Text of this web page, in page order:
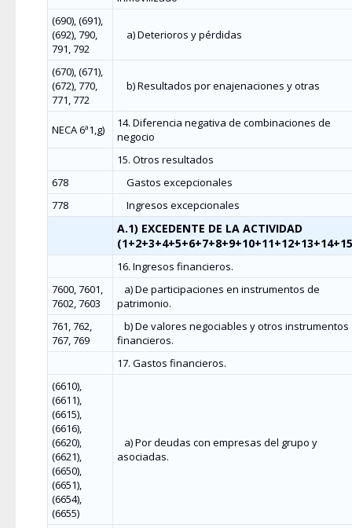
(690), (691),
(692), 790,
791, 792
a) Deterioros y pérdidas
(670), (671),
(672), 770,
771, 772
b) Resultados por enajenaciones y otras
NECA 6ª1,g)
14. Diferencia negativa de combinaciones de
negocio
15. Otros resultados
678
Gastos excepcionales
778
Ingresos excepcionales
A.1) EXCEDENTE DE LA ACTIVIDAD
16. Ingresos financieros.
7600, 7601,
7602, 7603
a) De participaciones en instrumentos de
patrimonio.
761, 762,
767, 769
b) De valores negociables y otros instrumentos
financieros.
17. Gastos financieros.
(6610),
(6611),
(6615),
(6616),
(6620),
(6621),
(6650),
(6651),
(6654),
(6655)
a) Por deudas con empresas del grupo y
asociadas.